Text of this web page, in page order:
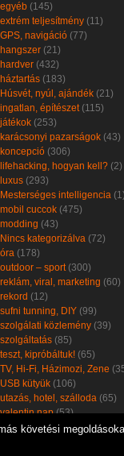
egyéb (145)
extrém teljesítmény (11)
GPS, navigáció (77)
hangszer (21)
hardver (432)
háztartás (183)
Húsvét, nyúl, ajándék (21)
ingatlan, építészet(115)
játékok (253)
karácsonyi pazarságok (43)
koncepció (306)
lifehacking, hogyan kell? (2)
luxus (293)
Mesterséges intelligencia (1)
mobil cuccok (475)
modding (43)
Nincs kategorizálva (72)
óra (178)
outdoor – sport(300)
reklám, viral, marketing (60)
rekord (12)
sufni tunning, DIY (99)
szolgálati közlemény (39)
szolgáltatás (85)
teszt, kipróbáltuk! (65)
TV, Hi-Fi, Házimozi, Zene
USB kütyük (106)
utazás, hotel, szálloda (65)
valentin nap(53)
zöld, öko, környezetbarát
követési